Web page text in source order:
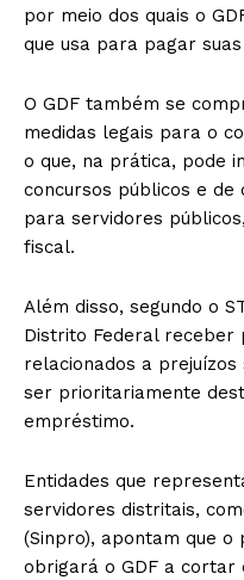
por meio dos quais o
que usa para pagar
O GDF também se
medidas legais para o
o que, na prática, pode
concursos públicos e de
para servidores
fiscal.
Além disso, segundo o
Distrito Federal receber
relacionados a
ser prioritariamente
empréstimo.
Entidades que
servidores distritais,
(Sinpro), apontam que
obrigará o GDF a cortar